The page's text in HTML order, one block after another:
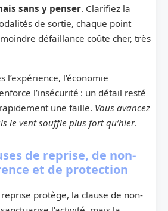
sans y penser. Clarifiez la
de sortie, chaque point
défaillance coûte cher, très
l’expérience, l’économie
l’insécurité : un détail resté
une faille. Vous avancez
le vent souffle plus fort qu’hier.
de reprise, de non-
et de protection
protège, la clause de non-